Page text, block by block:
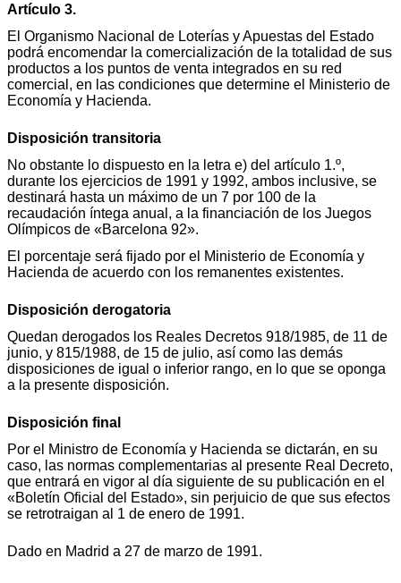
Artículo 3.
El Organismo Nacional de Loterías y Apuestas del Estado
podrá encomendar la comercialización de la totalidad de sus
productos a los puntos de venta integrados en su red
comercial, en las condiciones que determine el Ministerio de
Economía y Hacienda.
Disposición transitoria
No obstante lo dispuesto en la letra e) del artículo 1.º,
durante los ejercicios de 1991 y 1992, ambos inclusive, se
destinará hasta un máximo de un 7 por 100 de la
recaudación íntega anual, a la financiación de los Juegos
Olímpicos de «Barcelona 92».
El porcentaje será fijado por el Ministerio de Economía y
Hacienda de acuerdo con los remanentes existentes.
Disposición derogatoria
Quedan derogados los Reales Decretos 918/1985, de 11 de
junio, y 815/1988, de 15 de julio, así como las demás
disposiciones de igual o inferior rango, en lo que se oponga
a la presente disposición.
Disposición final
Por el Ministro de Economía y Hacienda se dictarán, en su
caso, las normas complementarias al presente Real Decreto,
que entrará en vigor al día siguiente de su publicación en el
«Boletín Oficial del Estado», sin perjuicio de que sus efectos
se retrotraigan al 1 de enero de 1991.
Dado en Madrid a 27 de marzo de 1991.